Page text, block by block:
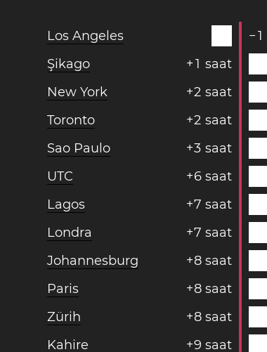
Los Angeles −1
Şikago
+1 saat
New York
+2 saat
Toronto
+2 saat
Sao Paulo
+3 saat
UTC
+6 saat
Lagos
+7 saat
Londra
+7 saat
Johannesburg
+8 saat
Paris
+8 saat
Zürih
+8 saat
Kahire
+9 saat